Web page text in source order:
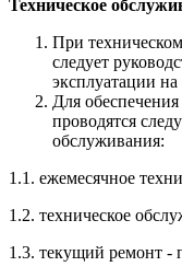
Техническое
При
следует
эксплуатации на
Для
проводят­ся
обслуживания:
1.1. ежемесячное
1.2. техническое
1.3. текущий ремонт -